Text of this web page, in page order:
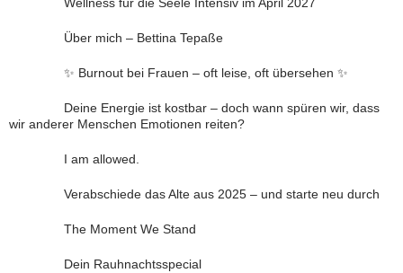
Wellness für die Seele Intensiv im April 2027
Über mich – Bettina Tepaße
✨ Burnout bei Frauen – oft leise, oft übersehen ✨
Deine Energie ist kostbar – doch wann spüren wir, dass
wir anderer Menschen Emotionen reiten?
I am allowed.
Verabschiede das Alte aus 2025 – und starte neu durch
The Moment We Stand
Dein Rauhnachtsspecial